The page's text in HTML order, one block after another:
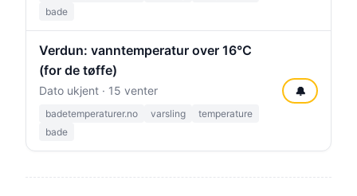
bade
Verdun: vanntemperatur over 16°C
(for de tøffe)
Dato ukjent · 15 venter
badetemperaturer.no varsling
temperature
bade
🔔